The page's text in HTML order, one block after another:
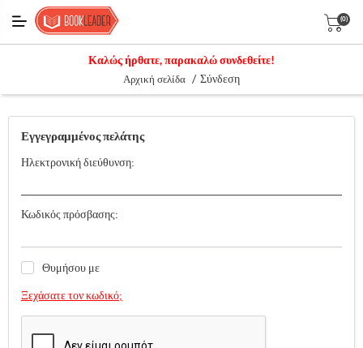
(0)
Καλώς ήρθατε, παρακαλώ συνδεθείτε!
Αρχική σελίδα / Σύνδεση
Εγγεγραμμένος πελάτης
Ηλεκτρονική διεύθυνση:
Κωδικός πρόσβασης:
Θυμήσου με
Ξεχάσατε τον κωδικό;